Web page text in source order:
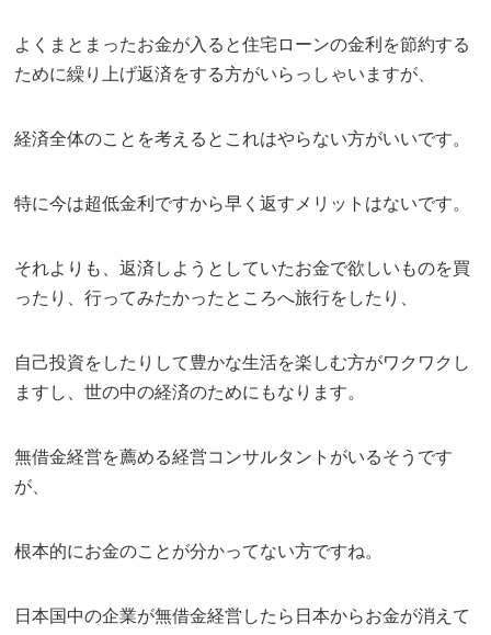
よくまとまったお金が入ると住宅ローンの金利を節約する
ために繰り上げ返済をする方がいらっしゃいますが、
経済全体のことを考えるとこれはやらない方がいいです。
特に今は超低金利ですから早く返すメリットはないです。
それよりも、返済しようとしていたお金で欲しいものを買
ったり、行ってみたかったところへ旅行をしたり、
自己投資をしたりして豊かな生活を楽しむ方がワクワクし
ますし、世の中の経済のためにもなります。
無借金経営を薦める経営コンサルタントがいるそうです
が、
根本的にお金のことが分かってない方ですね。
日本国中の企業が無借金経営したら日本からお金が消えて